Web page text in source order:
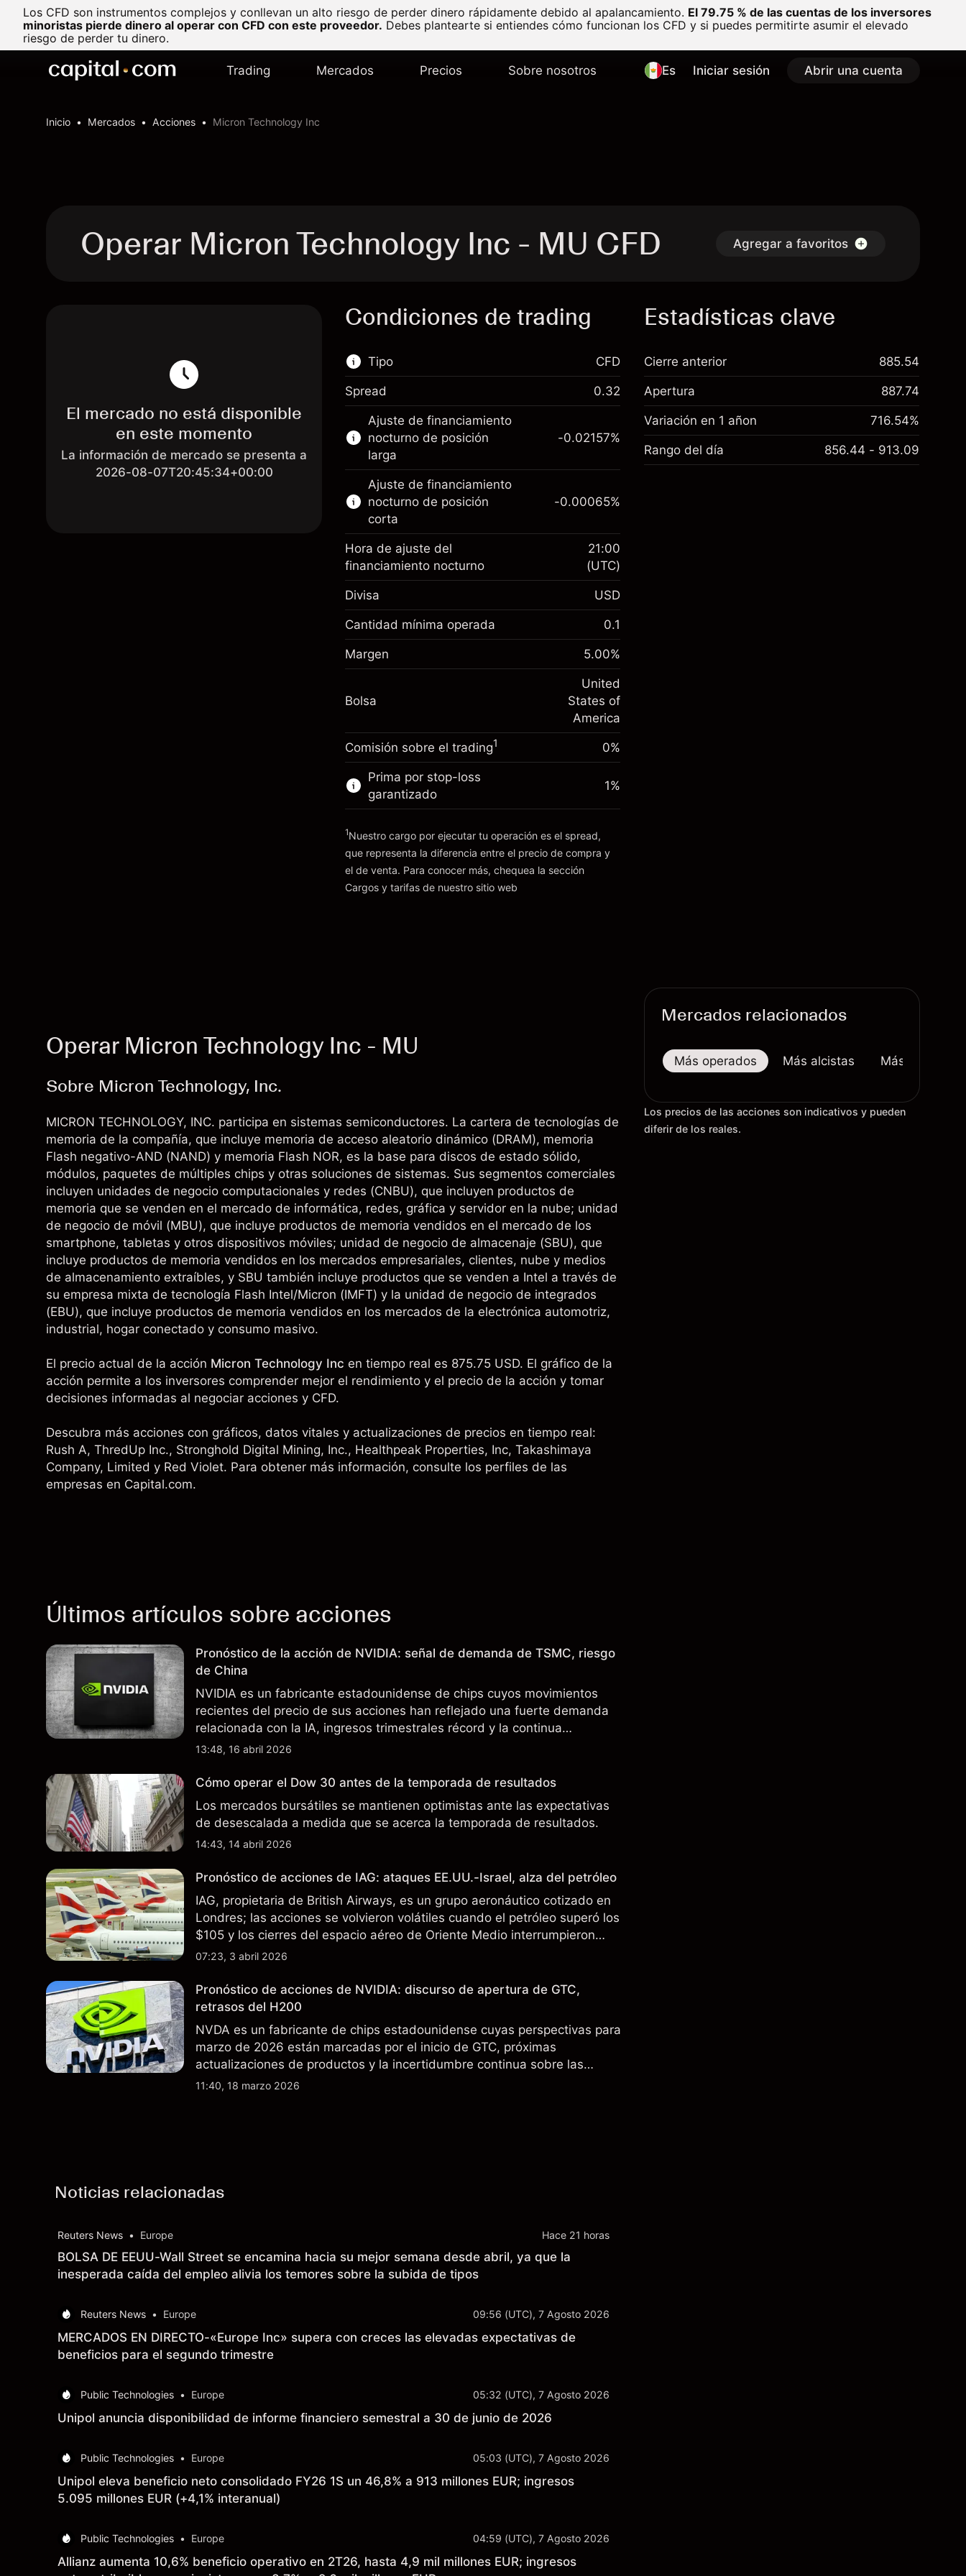
Los CFD son instrumentos complejos y conllevan un alto riesgo de perder dinero rápidamente debido al apalancamiento. El 79.75 % de las cuentas de los inversores
minoristas pierde dinero al operar con CFD con este proveedor. Debes plantearte si entiendes cómo funcionan los CFD y si puedes permitirte asumir el elevado
riesgo de perder tu dinero.
Trading Mercados Precios Sobre nosotros Es Iniciar sesión Abrir una cuenta
Inicio Mercados Acciones Micron Technology Inc
Operar Micron Technology Inc - MU CFD Agregar a favoritos
El mercado no está disponible
en este momento
La información de mercado se presenta a
2026-08-07T20:45:34+00:00
Condiciones de trading
Tipo
Este mercado financiero está disponible para
hacer trading con CFD.
Obtén más información sobre:
CFD
CFD
Spread 0.32
Ajuste de financiamiento
nocturno de posición
larga
Margen. Tu inversión
$1,000.00
nocturno
Cargos por el valor total de la
posición
-0.021568
Dinero del apalancamiento ~ $
$19,000.00
Ir a la plataforma
-0.02157%
Ajuste de financiamiento
nocturno de posición
corta
$1,000.00
Ajuste de financiamiento
-0.000654
(-$0.13)
Tamaño de la operación con apalancamiento
~$20,000.00
Dinero del apalancamiento ~ $
-0.00065%
Hora de ajuste del
financiamiento nocturno
21:00
(UTC)
Divisa USD
Cantidad mínima operada 0.1
Margen 5.00%
Bolsa
United
States of
America
Comisión sobre el trading1 0%
Prima por stop-loss
garantizado
Cargos y tarifas
1%
1Nuestro cargo por ejecutar tu operación es el spread,
que representa la diferencia entre el precio de compra y
el de venta. Para conocer más, chequea la sección
Cargos y tarifas de nuestro sitio web
Estadísticas clave
Cierre anterior 885.54
Apertura 887.74
Variación en 1 añon 716.54%
Rango del día 856.44 - 913.09
Operar Micron Technology Inc - MU
Sobre Micron Technology, Inc.
MICRON TECHNOLOGY, INC. participa en sistemas semiconductores. La cartera de tecnologías de
memoria de la compañía, que incluye memoria de acceso aleatorio dinámico (DRAM), memoria
Flash negativo-AND (NAND) y memoria Flash NOR, es la base para discos de estado sólido,
módulos, paquetes de múltiples chips y otras soluciones de sistemas. Sus segmentos comerciales
incluyen unidades de negocio computacionales y redes (CNBU), que incluyen productos de
memoria que se venden en el mercado de informática, redes, gráfica y servidor en la nube; unidad
de negocio de móvil (MBU), que incluye productos de memoria vendidos en el mercado de los
smartphone, tabletas y otros dispositivos móviles; unidad de negocio de almacenaje (SBU), que
incluye productos de memoria vendidos en los mercados empresariales, clientes, nube y medios
de almacenamiento extraíbles, y SBU también incluye productos que se venden a Intel a través de
su empresa mixta de tecnología Flash Intel/Micron (IMFT) y la unidad de negocio de integrados
(EBU), que incluye productos de memoria vendidos en los mercados de la electrónica automotriz,
industrial, hogar conectado y consumo masivo.
El precio actual de la acción Micron Technology Inc en tiempo real es 875.75 USD. El gráfico de la
acción permite a los inversores comprender mejor el rendimiento y el precio de la acción y tomar
decisiones informadas al negociar acciones y CFD.
Descubra más acciones con gráficos, datos vitales y actualizaciones de precios en tiempo real:
Rush A, ThredUp Inc., Stronghold Digital Mining, Inc., Healthpeak Properties, Inc, Takashimaya
Company, Limited y Red Violet. Para obtener más información, consulte los perfiles de las
empresas en Capital.com.
Últimos artículos sobre acciones
Pronóstico de la acción de NVIDIA: señal de demanda de TSMC, riesgo
de China
NVIDIA es un fabricante estadounidense de chips cuyos movimientos
recientes del precio de sus acciones han reflejado una fuerte demanda
relacionada con la IA, ingresos trimestrales récord y la continua
incertidumbre en torno a los controles de exportación de EE.UU. que
13:48, 16 abril 2026
Cómo operar el Dow 30 antes de la temporada de resultados
Los mercados bursátiles se mantienen optimistas ante las expectativas
de desescalada a medida que se acerca la temporada de resultados.
14:43, 14 abril 2026
Pronóstico de acciones de IAG: ataques EE.UU.-Israel, alza del petróleo
IAG, propietaria de British Airways, es un grupo aeronáutico cotizado en
Londres; las acciones se volvieron volátiles cuando el petróleo superó los
$105 y los cierres del espacio aéreo de Oriente Medio interrumpieron
rutas. El rendimiento pasado no es un indicador fiable de resultados
07:23, 3 abril 2026
Pronóstico de acciones de NVIDIA: discurso de apertura de GTC,
retrasos del H200
NVDA es un fabricante de chips estadounidense cuyas perspectivas para
marzo de 2026 están marcadas por el inicio de GTC, próximas
actualizaciones de productos y la incertidumbre continua sobre las
exportaciones del H200 a China. El rendimiento pasado no es un
11:40, 18 marzo 2026
Noticias relacionadas
Reuters News • Europe Hace 21 horas
BOLSA DE EEUU-Wall Street se encamina hacia su mejor semana desde abril, ya que la
inesperada caída del empleo alivia los temores sobre la subida de tipos
Reuters News • Europe 09:56 (UTC), 7 Agosto 2026
MERCADOS EN DIRECTO-«Europe Inc» supera con creces las elevadas expectativas de
beneficios para el segundo trimestre
Public Technologies • Europe 05:32 (UTC), 7 Agosto 2026
Unipol anuncia disponibilidad de informe financiero semestral a 30 de junio de 2026
Public Technologies • Europe 05:03 (UTC), 7 Agosto 2026
Unipol eleva beneficio neto consolidado FY26 1S un 46,8% a 913 millones EUR; ingresos
5.095 millones EUR (+4,1% interanual)
Public Technologies • Europe 04:59 (UTC), 7 Agosto 2026
Allianz aumenta 10,6% beneficio operativo en 2T26, hasta 4,9 mil millones EUR; ingresos
Mercados relacionados
Más operados Más alcistas Más bajistas
Los precios de las acciones son indicativos y pueden
diferir de los reales.